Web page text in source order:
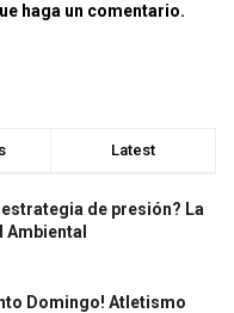
haga un comentario.
Latest
de presión? La
Ambiental
Domingo! Atletismo